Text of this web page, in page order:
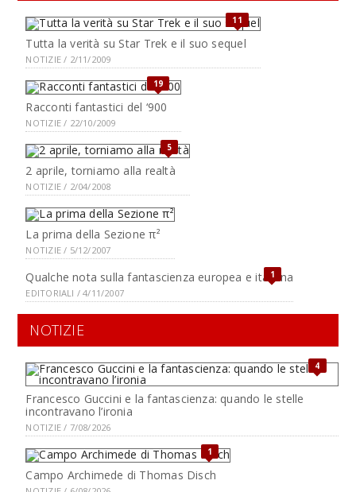
11
Tutta la verità su Star Trek e il suo sequel
NOTIZIE / 2/11/2009
19
Racconti fantastici del ‘900
NOTIZIE / 22/10/2009
5
2 aprile, torniamo alla realtà
NOTIZIE / 2/04/2008
La prima della Sezione π²
NOTIZIE / 5/12/2007
1
Qualche nota sulla fantascienza europea e italiana
EDITORIALI / 4/11/2007
NOTIZIE
4
Francesco Guccini e la fantascienza: quando le stelle
incontravano l’ironia
NOTIZIE / 7/08/2026
1
Campo Archimede di Thomas Disch